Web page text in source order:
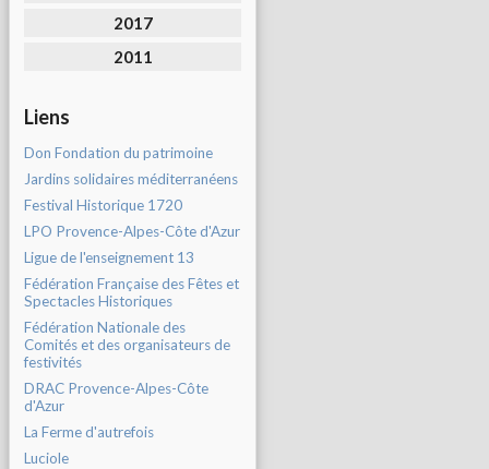
2017
2011
Liens
Don Fondation du patrimoine
Jardins solidaires méditerranéens
Festival Historique 1720
LPO Provence-Alpes-Côte d'Azur
Ligue de l'enseignement 13
Fédération Française des Fêtes et
Spectacles Historiques
Fédération Nationale des
Comités et des organisateurs de
festivités
DRAC Provence-Alpes-Côte
d'Azur
La Ferme d'autrefois
Luciole